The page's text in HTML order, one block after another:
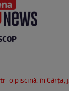
nu au mai putut face nimic | VIDEO